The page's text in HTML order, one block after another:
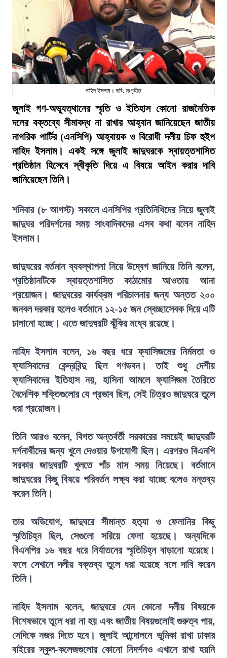
নাহিদ ইসলাম। ছবি: সংগৃহীত
জুলাই গণ-অভ্যুত্থানের স্মৃতি ও ইতিহাস কোনো রাজনৈতিক
দলের বক্তব্যে সীমাবদ্ধ না রাখার আহ্বান জানিয়েছেন জাতীয়
নাগরিক পার্টির (এনসিপি) আহ্বায়ক ও বিরোধী দলীয় চিফ হুইপ
নাহিদ ইসলাম। একই সঙ্গে জুলাই জাদুঘরকে স্বায়ত্তশাসিত
প্রতিষ্ঠান হিসেবে স্বীকৃতি দিয়ে এ বিষয়ে আইন করার দাবি
জানিয়েছেন তিনি।
শনিবার (৮ আগস্ট) সকালে এনসিপির প্রতিনিধিদের নিয়ে জুলাই
জাদুঘর পরিদর্শনের সময় সাংবাদিকদের এসব কথা বলেন নাহিদ
ইসলাম।
জাদুঘরের বর্তমান ব্যবস্থাপনা নিয়ে উদ্বেগ জানিয়ে তিনি বলেন,
প্রতিষ্ঠানটিকে স্বায়ত্তশাসিত কাঠামোর আওতায় আনা
প্রয়োজন। জাদুঘরের কার্যক্রম পরিচালনার জন্য অন্তত ২০০
জনবল দরকার হলেও বর্তমানে ১২-১৫ জন স্বেচ্ছাসেবক দিয়ে এটি
চালানো হচ্ছে। এতে জাদুঘরটি ঝুঁকির মধ্যে রয়েছে।
নাহিদ ইসলাম বলেন, ১৬ বছর ধরে ফ্যাসিজমের নির্মমতা ও
ফ্যাসিবাদের কেন্দ্রবিন্দু ছিল গণভবন। তাই শুধু দেশীয়
ফ্যাসিবাদের ইতিহাস নয়, হাসিনা আমলে ফ্যাসিজম তৈরিতে
বৈদেশিক শক্তিগুলোর যে প্রভাব ছিল, সেই চিত্রও জাদুঘরে তুলে
ধরা প্রয়োজন।
তিনি আরও বলেন, বিগত অন্তর্বর্তী সরকারের সময়েই জাদুঘরটি
দর্শনার্থীদের জন্য খুলে দেওয়ার উপযোগী ছিল। এরপরও বিএনপি
সরকার জাদুঘরটি খুলতে পাঁচ মাস সময় নিয়েছে। বর্তমানে
জাদুঘরের কিছু বিষয়ে পরিবর্তন লক্ষ্য করা যাচ্ছে বলেও মন্তব্য
করেন তিনি।
তার অভিযোগ, জাদুঘরে সীমান্ত হত্যা ও ফেলানির কিছু
স্মৃতিচিহ্ন ছিল, সেগুলো সরিয়ে ফেলা হয়েছে। অন্যদিকে
বিএনপির ১৬ বছর ধরে নির্যাতনের স্মৃতিচিহ্ন বাড়ানো হয়েছে।
ফলে সেখানে দলীয় বক্তব্য তুলে ধরা হয়েছে বলে দাবি করেন
তিনি।
নাহিদ ইসলাম বলেন, জাদুঘরে যেন কোনো দলীয় বিষয়কে
বিশেষভাবে তুলে ধরা না হয় এবং জাতীয় বিষয়গুলোই গুরুত্ব পায়,
সেদিকে নজর দিতে হবে। জুলাই আন্দোলনে ভূমিকা রাখা ঢাকার
বাইরের স্কুল-কলেজগুলোর কোনো নিদর্শনও এখানে রাখা হয়নি